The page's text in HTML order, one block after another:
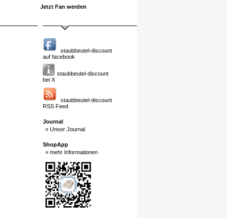
Jetzt Fan werden
staubbeutel-discount
auf facebook
staubbeutel-discount
bei X
staubbeutel-discount
RSS Feed
Journal
» Unser Journal
ShopApp
» mehr Informationen